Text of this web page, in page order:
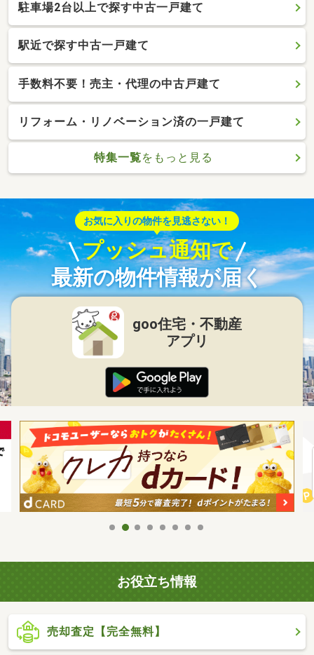
駐車場2台以上で探す中古一戸建て
駅近で探す中古一戸建て
手数料不要！売主・代理の中古戸建て
リフォーム・リノベーション済の一戸建て
特集一覧をもっと見る
お気に入りの物件を見逃さない！
プッシュ通知で
最新の物件情報が届く
goo住宅・不動産
アプリ
お役立ち情報
売却査定【完全無料】